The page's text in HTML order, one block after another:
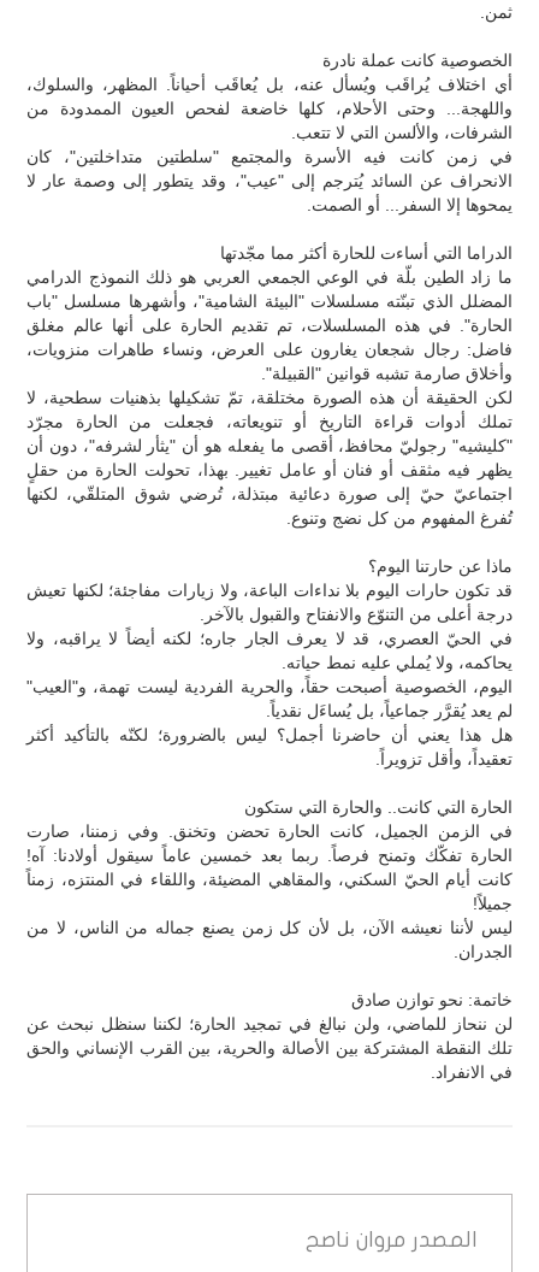
ثمن.
الخصوصية كانت عملة نادرة
أي اختلاف يُراقَب ويُسأل عنه، بل يُعاقَب أحياناً. المظهر، والسلوك،
واللهجة... وحتى الأحلام، كلها خاضعة لفحص العيون الممدودة من
الشرفات، والألسن التي لا تتعب.
في زمن كانت فيه الأسرة والمجتمع "سلطتين متداخلتين"، كان
الانحراف عن السائد يُترجم إلى "عيب"، وقد يتطور إلى وصمة عار لا
يمحوها إلا السفر... أو الصمت.
الدراما التي أساءت للحارة أكثر مما مجّدتها
ما زاد الطين بلّة في الوعي الجمعي العربي هو ذلك النموذج الدرامي
المضلل الذي تبنّته مسلسلات "البيئة الشامية"، وأشهرها مسلسل "باب
الحارة". في هذه المسلسلات، تم تقديم الحارة على أنها عالم مغلق
فاضل: رجال شجعان يغارون على العرض، ونساء طاهرات منزويات،
وأخلاق صارمة تشبه قوانين "القبيلة".
لكن الحقيقة أن هذه الصورة مختلقة، تمّ تشكيلها بذهنيات سطحية، لا
تملك أدوات قراءة التاريخ أو تنويعاته، فجعلت من الحارة مجرّد
"كليشيه" رجوليّ محافظ، أقصى ما يفعله هو أن "يثأر لشرفه"، دون أن
يظهر فيه مثقف أو فنان أو عامل تغيير. بهذا، تحولت الحارة من حقلٍ
اجتماعيّ حيّ إلى صورة دعائية مبتذلة، تُرضي شوق المتلقّي، لكنها
تُفرغ المفهوم من كل نضج وتنوع.
ماذا عن حارتنا اليوم؟
قد تكون حارات اليوم بلا نداءات الباعة، ولا زيارات مفاجئة؛ لكنها تعيش
درجة أعلى من التنوّع والانفتاح والقبول بالآخر.
في الحيّ العصري، قد لا يعرف الجار جاره؛ لكنه أيضاً لا يراقبه، ولا
يحاكمه، ولا يُملي عليه نمط حياته.
اليوم، الخصوصية أصبحت حقاً، والحرية الفردية ليست تهمة، و"العيب"
لم يعد يُقرَّر جماعياً، بل يُساءَل نقدياً.
هل هذا يعني أن حاضرنا أجمل؟ ليس بالضرورة؛ لكنّه بالتأكيد أكثر
تعقيداً، وأقل تزويراً.
الحارة التي كانت.. والحارة التي ستكون
في الزمن الجميل، كانت الحارة تحضن وتخنق. وفي زمننا، صارت
الحارة تفكّك وتمنح فرصاً. ربما بعد خمسين عاماً سيقول أولادنا: آه!
كانت أيام الحيّ السكني، والمقاهي المضيئة، واللقاء في المنتزه، زمناً
جميلاً!
ليس لأننا نعيشه الآن، بل لأن كل زمن يصنع جماله من الناس، لا من
الجدران.
خاتمة: نحو توازن صادق
لن ننحاز للماضي، ولن نبالغ في تمجيد الحارة؛ لكننا سنظل نبحث عن
تلك النقطة المشتركة بين الأصالة والحرية، بين القرب الإنساني والحق
في الانفراد.
المصدر مروان ناصح